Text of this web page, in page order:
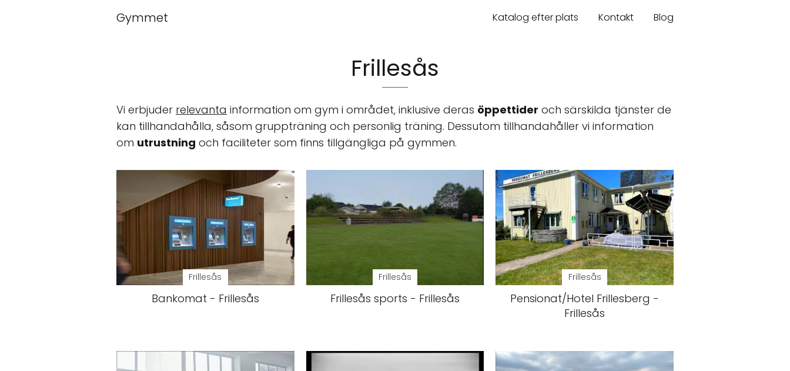
Gymmet Katalog efter plats Kontakt Blog
Frillesås
Vi erbjuder relevanta information om gym i området, inklusive deras öppettider och särskilda tjänster de
kan tillhandahålla, såsom gruppträning och personlig träning. Dessutom tillhandahåller vi information
om utrustning och faciliteter som finns tillgängliga på gymmen.
Frillesås
Bankomat - Frillesås
Frillesås
Frillesås sports - Frillesås
Frillesås
Pensionat/Hotel Frillesberg -
Frillesås